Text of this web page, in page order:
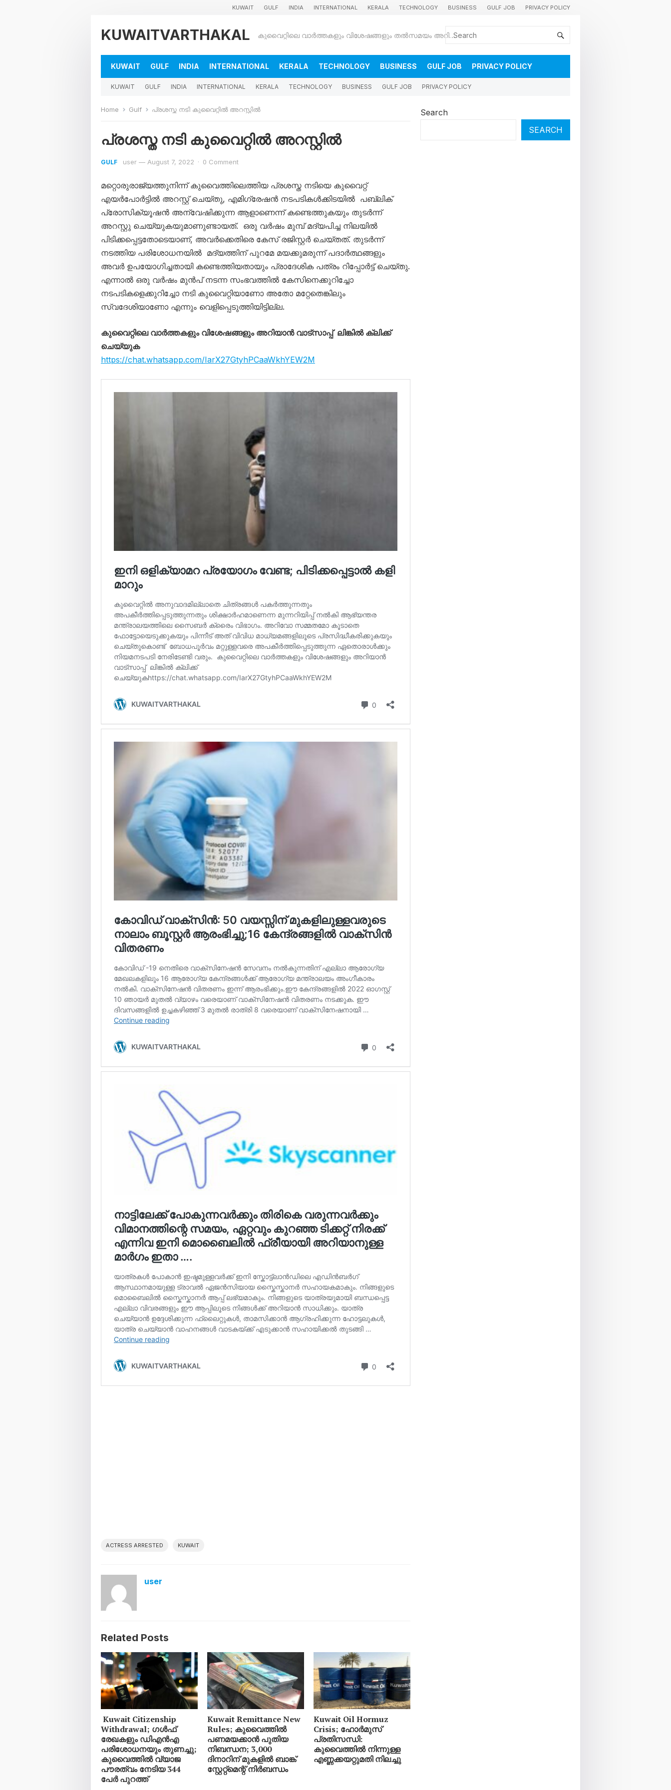
KUWAIT GULF INDIA INTERNATIONAL KERALA TECHNOLOGY BUSINESS GULF JOB PRIVACY POLICY
KUWAITVARTHAKAL കുവൈറ്റിലെ വാർത്തകളും വിശേഷങ്ങളും തൽസമയം അറിയാൻ
KUWAIT GULF INDIA INTERNATIONAL KERALA TECHNOLOGY BUSINESS GULF JOB PRIVACY POLICY
KUWAIT GULF INDIA INTERNATIONAL KERALA TECHNOLOGY BUSINESS GULF JOB PRIVACY POLICY
Home Gulf പ്രശസ്ത നടി കുവൈറ്റിൽ അറസ്റ്റിൽ
പ്രശസ്ത നടി കുവൈറ്റിൽ അറസ്റ്റിൽ
GULF user — August 7, 2022 · 0 Comment
മറ്റൊരുരാജ്യത്തുനിന്ന് കുവൈത്തിലെത്തിയ പ്രശസ്ത നടിയെ കുവൈറ്റ്
എയർപോർട്ടിൽ അറസ്റ്റ് ചെയ്തു, എമിഗ്രേഷൻ നടപടികൾക്കിടയിൽ പബ്ലിക്
പ്രോസിക്യൂഷൻ അന്വേഷിക്കുന്ന ആളാണെന്ന് കണ്ടെത്തുകയും തുടർന്ന്
അറസ്റ്റു ചെയ്യുകയുമാണുണ്ടായത്. ഒരു വർഷം മുമ്പ് മദ്യപിച്ച നിലയിൽ
പിടിക്കപ്പെട്ടതോടെയാണ്, അവർക്കെതിരെ കേസ് രജിസ്റ്റർ ചെയ്തത്. തുടർന്ന്
നടത്തിയ പരിശോധനയിൽ മദ്യത്തിന് പുറമേ മയക്കുമരുന്ന് പദാർത്ഥങ്ങളും
അവർ ഉപയോഗിച്ചതായി കണ്ടെത്തിയതായും പ്രാദേശിക പത്രം റിപ്പോർട്ട് ചെയ്തു.
എന്നാൽ ഒരു വർഷം മുൻപ് നടന്ന സംഭവത്തിൽ കേസിനെക്കുറിച്ചോ
നടപടികളെക്കുറിച്ചോ നടി കുവൈറ്റിയാണോ അതോ മറ്റേതെങ്കിലും
സ്വദേശിയാണോ എന്നും വെളിപ്പെടുത്തിയിട്ടില്ല.
കുവൈറ്റിലെ വാർത്തകളും വിശേഷങ്ങളും അറിയാൻ വാട്സാപ്പ് ലിങ്കിൽ ക്ലിക്ക്
ചെയ്യുക
https://chat.whatsapp.com/IarX27GtyhPCaaWkhYEW2M
ACTRESS ARRESTED KUWAIT
user
Related Posts
Kuwait Citizenship
Withdrawal; ഗൾഫ്
രേഖകളും ഡിഎൻഎ
പരിശോധനയും തുണച്ചു;
കുവൈത്തിൽ വ്യാജ
പൗരത്വം നേടിയ 344
പേർ പുറത്ത്
Kuwait Remittance New
Rules; കുവൈത്തിൽ
പണമയക്കാൻ പുതിയ
നിബന്ധന; 3,000
ദിനാറിന് മുകളിൽ ബാങ്ക്
സ്റ്റേറ്റ്‌മെന്റ് നിർബന്ധം
Kuwait Oil Hormuz
Crisis; ഹോർമുസ്
പ്രതിസന്ധി:
കുവൈത്തിൽ നിന്നുള്ള
എണ്ണക്കയറ്റുമതി നിലച്ചു
Search
SEARCH